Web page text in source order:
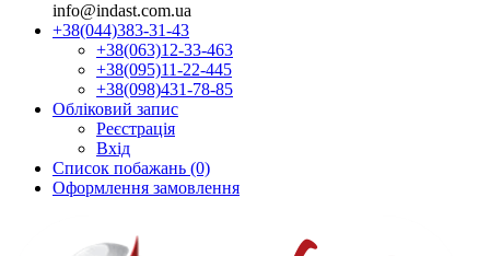
info@indast.com.ua
+38(044)383-31-43
+38(063)12-33-463
+38(095)11-22-445
+38(098)431-78-85
Обліковий запис
Реєстрація
Вхід
Список побажань (0)
Оформлення замовлення